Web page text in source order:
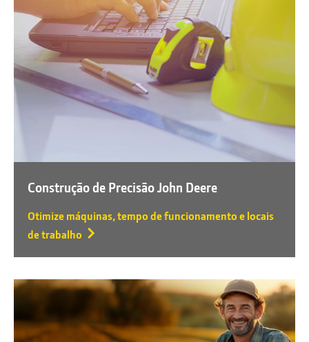
Construção de Precisão John Deere
Otimize máquinas, tempo de funcionamento e locais
de trabalho